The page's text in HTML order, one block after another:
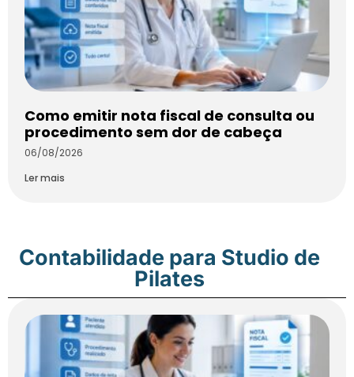
Como emitir nota fiscal de consulta ou
procedimento sem dor de cabeça
06/08/2026
Ler mais
Contabilidade para Studio de
Pilates